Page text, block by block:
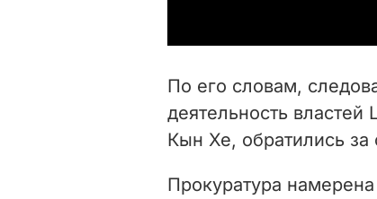
По его словам,
деятельность
Кын Хе, обратились за
Прокуратура намерена